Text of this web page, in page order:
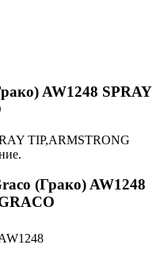
AW1248 SPRAY
TIP,ARMSTRONG
(Грако) AW1248